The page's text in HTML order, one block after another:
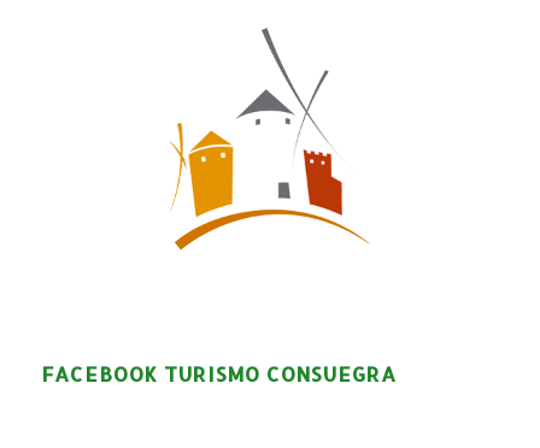
FACEBOOK TURISMO CONSUEGRA